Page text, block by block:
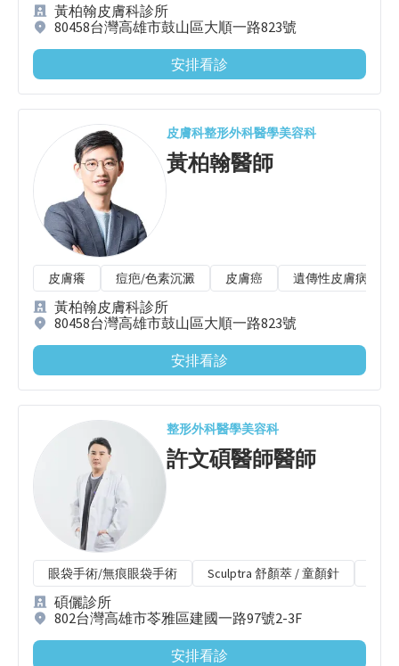
黃柏翰皮膚科診所
80458台灣高雄市鼓山區大順一路823號
安排看診
皮膚科整形外科醫學美容科
黃柏翰醫師
皮膚癢 痘疤/色素沉澱 皮膚癌 遺傳性皮膚病
黃柏翰皮膚科診所
80458台灣高雄市鼓山區大順一路823號
安排看診
整形外科醫學美容科
許文碩醫師醫師
眼袋手術/無痕眼袋手術 Sculptra 舒顏萃 / 童顏針
碩儷診所
802台灣高雄市苓雅區建國一路97號2-3F
安排看診